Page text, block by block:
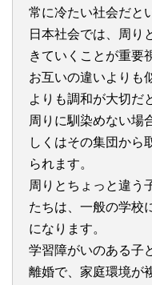
常に冷たい社会だと
日本社会では、周り
きていくことが重要
お互いの違いよりも
よりも調和が大切だ
周りに馴染めない場
しくはその集団から
られます。
周りとちょっと違う
たちは、一般の学校
になります。
学習障がいのある子
離婚で、家庭環境が